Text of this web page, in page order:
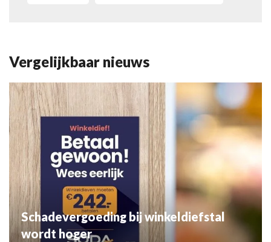
Vergelijkbaar nieuws
Schadevergoeding bij winkeldiefstal
wordt hoger